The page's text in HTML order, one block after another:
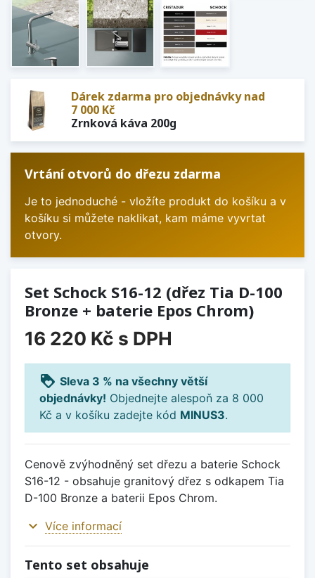
Dárek zdarma pro objednávky nad
7 000 Kč
Zrnková káva 200g
Vrtání otvorů do dřezu zdarma
Je to jednoduché - vložíte produkt do košíku a v
košíku si můžete naklikat, kam máme vyvrtat
otvory.
Set Schock S16-12 (dřez Tia D-100
Bronze + baterie Epos Chrom)
16 220 Kč s DPH
loyalty Sleva 3 % na všechny větší
objednávky! Objednejte alespoň za 8 000
Kč a v košíku zadejte kód MINUS3.
Cenově zvýhodněný set dřezu a baterie Schock
S16-12 - obsahuje granitový dřez s odkapem Tia
D-100 Bronze a baterii Epos Chrom.
expand_more Více informací
Tento set obsahuje